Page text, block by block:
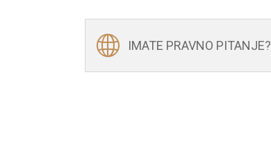
IMATE PRAVNO PITANJE?